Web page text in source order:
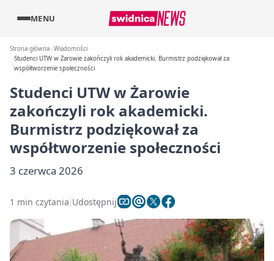
MENU
Strona główna Wiadomości
Studenci UTW w Żarowie zakończyli rok akademicki. Burmistrz podziękował za
współtworzenie społeczności
Studenci UTW w Żarowie
zakończyli rok akademicki.
Burmistrz podziękował za
współtworzenie społeczności
3 czerwca 2026
1 min czytania Udostępnij